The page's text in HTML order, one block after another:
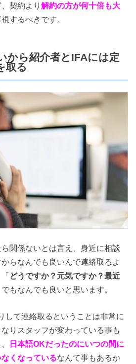
契約より解約の方が何十倍も大
するべきです。
から紹介者とIFAには定
取る
関係ないとは言え、身近に相談
らなんでも良いんで連絡取るよ
どうですか？元気ですか？最近
でもなんでも良いと思います。
して連絡取るということは非常に
りスタッフが変わっている事も
日本語OKだったのにいつの間に
くなっているなんて事もあるか